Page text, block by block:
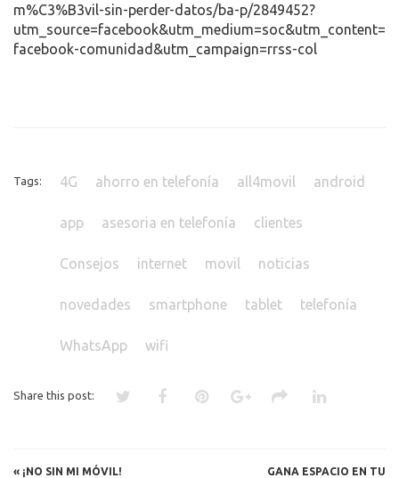
m%C3%B3vil-sin-perder-datos/ba-p/2849452?
facebook-comunidad&utm_campaign=rrss-col
Tags: 4G ahorro en telefonía all4movil android
app asesoria en telefonía clientes
Consejos internet movil noticias
novedades smartphone tablet telefonía
WhatsApp wifi
Share this post:
« ¡NO SIN MI MÓVIL! GANA ESPACIO EN TU